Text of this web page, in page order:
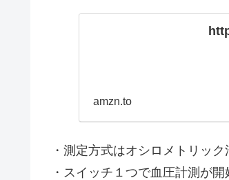
amzn.to
・測定方式はオシロメトリック
・スイッチ１つで血圧計測が